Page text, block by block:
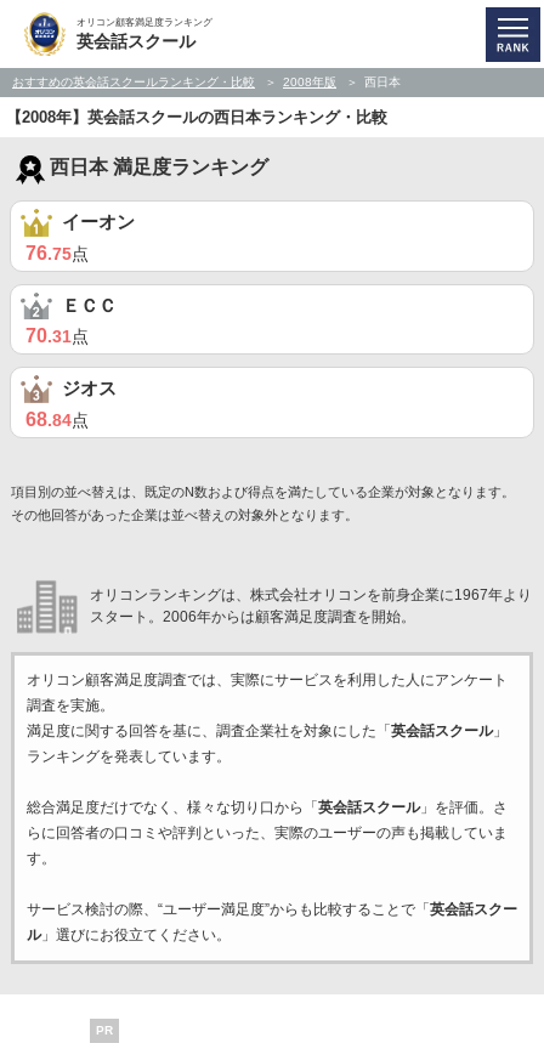
オリコン顧客満足度ランキング
英会話スクール
おすすめの英会話スクールランキング・比較 2008年版 西日本
【2008年】英会話スクールの西日本ランキング・比較
西日本 満足度ランキング
イーオン
76.75点
ＥＣＣ
70.31点
ジオス
68.84点
項目別の並べ替えは、既定のN数および得点を満たしている企業が対象となります。
その他回答があった企業は並べ替えの対象外となります。
オリコンランキングは、株式会社オリコンを前身企業に1967年より
スタート。2006年からは顧客満足度調査を開始。
オリコン顧客満足度調査では、実際にサービスを利用した 人にアンケート
調査を実施。
満足度に関する回答を基に、調査企業社を対象にした「 英会話スクール」
ランキングを発表しています。
総合満足度だけでなく、様々な切り口から「 英会話スクール」を評価。さ
らに回答者の口コミや評判といった、実際のユーザーの声も掲載していま
す。
サービス検討の際、“ユーザー満足度”からも比較することで「 英会話スクー
ル」選びにお役立てください。
PR